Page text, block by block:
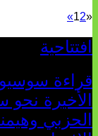
«
12
»
افتتاحية
قراءة
الأخيرة
الحزبي